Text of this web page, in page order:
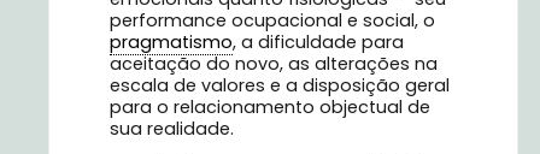
performance ocupacional e social, o
pragmatismo, a dificuldade para
aceitação do novo, as alterações na
escala de valores e a disposição geral
para o relacionamento objectual de
sua realidade.